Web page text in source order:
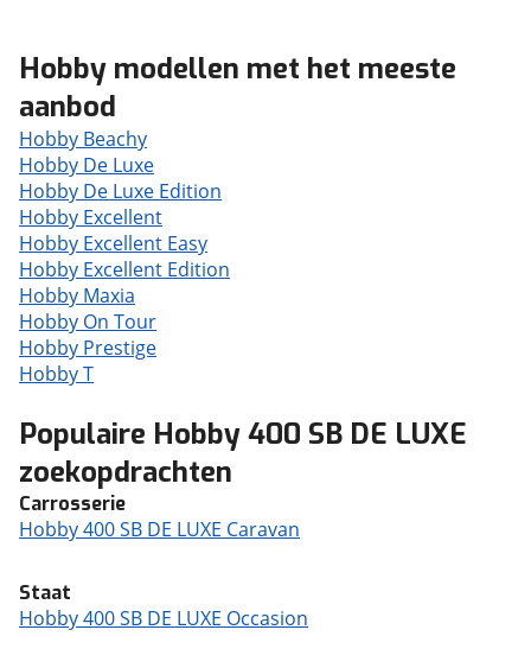
Hobby modellen met het meeste
aanbod
Hobby Beachy
Hobby De Luxe
Hobby De Luxe Edition
Hobby Excellent
Hobby Excellent Easy
Hobby Excellent Edition
Hobby Maxia
Hobby On Tour
Hobby Prestige
Hobby T
Populaire Hobby 400 SB DE LUXE
zoekopdrachten
Carrosserie
Hobby 400 SB DE LUXE Caravan
Staat
Hobby 400 SB DE LUXE Occasion